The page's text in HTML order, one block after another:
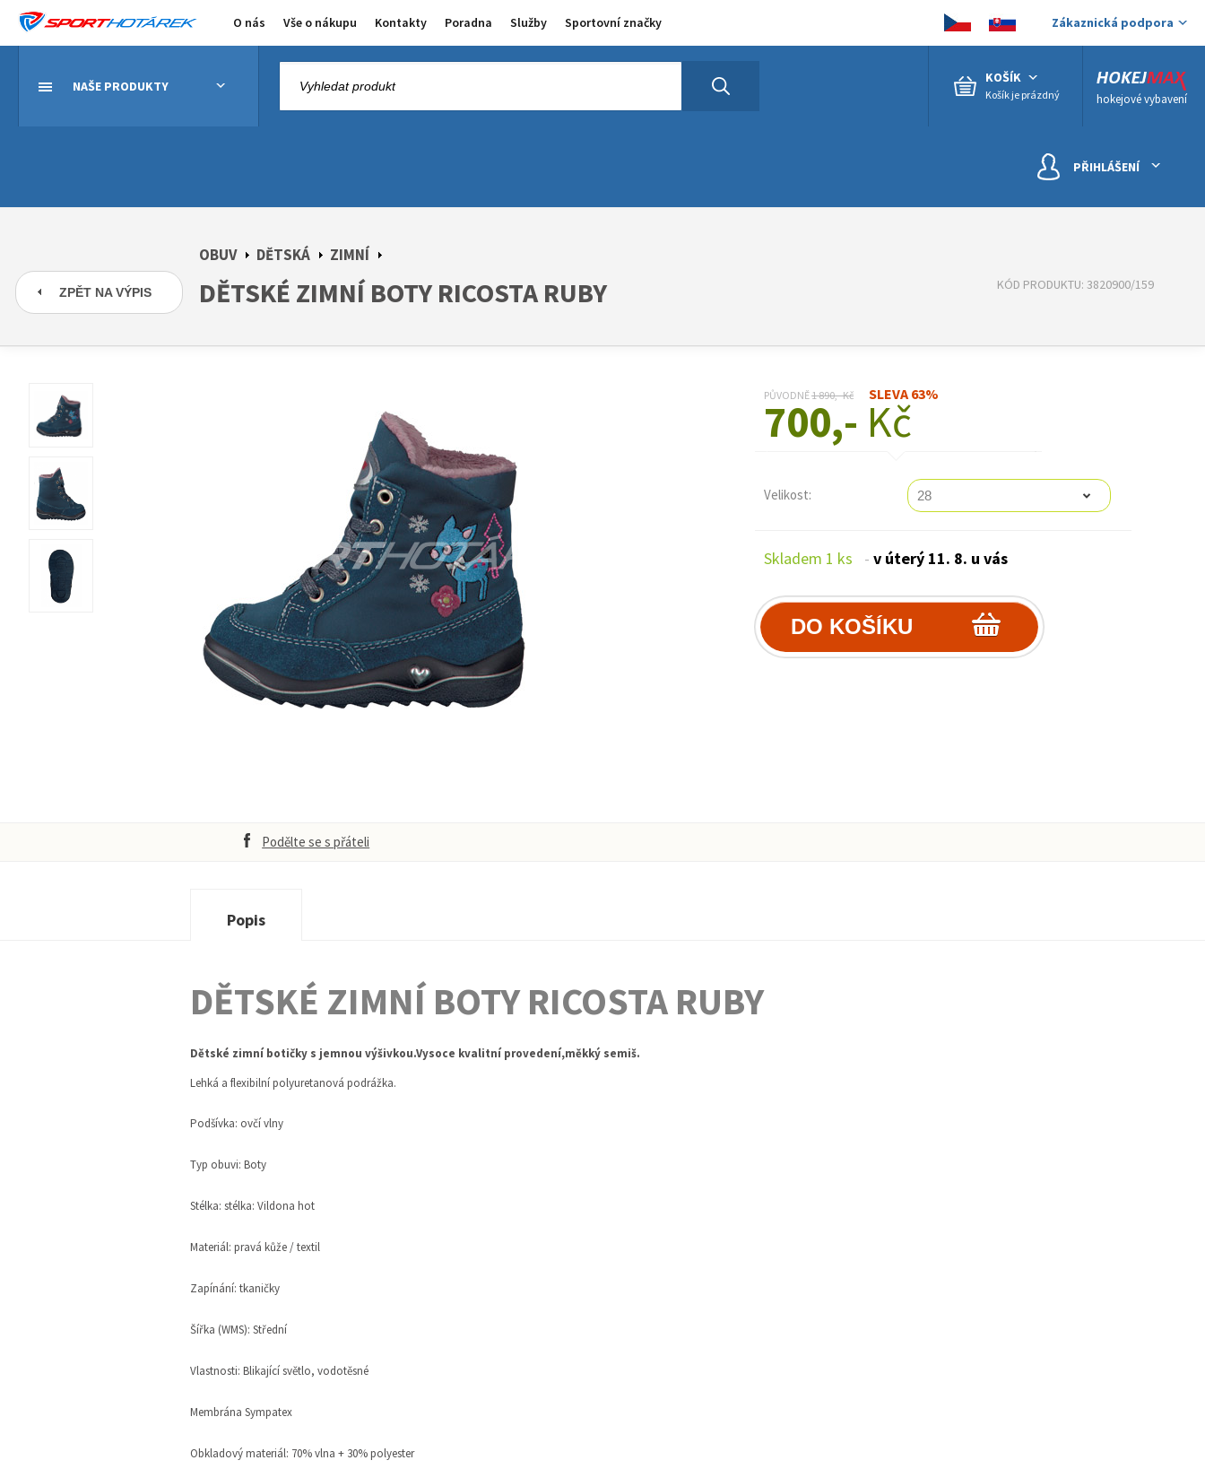
O nás Vše o nákupu Kontakty Poradna Služby Sportovní značky Zákaznická podpora
NAŠE PRODUKTY
hokejové vybavení
KOŠÍK
Košík je prázdný
PŘIHLÁŠENÍ
ZPĚT NA VÝPIS
OBUV DĚTSKÁ ZIMNÍ
DĚTSKÉ ZIMNÍ BOTY RICOSTA RUBY KÓD PRODUKTU: 3820900/159
PŮVODNĚ1 890,- Kč SLEVA 63%
700,- Kč
Velikost:
Skladem 1 ks - v úterý 11. 8. u vás
Podělte se s přáteli
Popis
DĚTSKÉ ZIMNÍ BOTY RICOSTA RUBY
Dětské zimní botičky s jemnou výšivkou.Vysoce kvalitní provedení,měkký semiš.
Lehká a flexibilní polyuretanová podrážka.
Podšívka: ovčí vlny
Typ obuvi: Boty
Stélka: stélka: Vildona hot
Materiál: pravá kůže / textil
Zapínání: tkaničky
Šířka (WMS): Střední
Vlastnosti: Blikající světlo, vodotěsné
Membrána Sympatex
Obkladový materiál: 70% vlna + 30% polyester